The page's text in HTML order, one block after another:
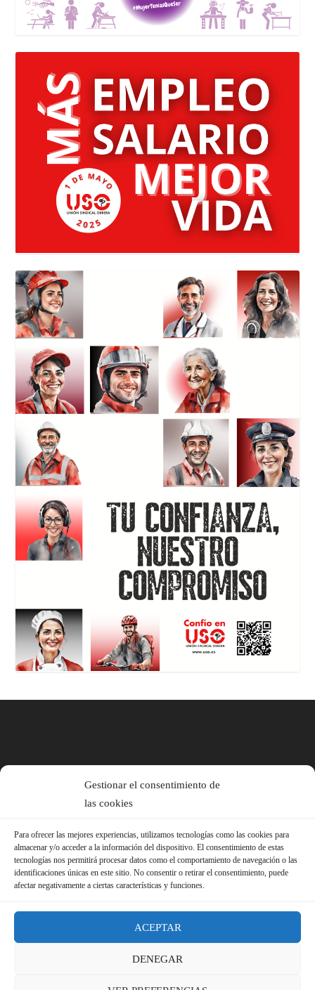
Gestionar el consentimiento de
las cookies
Para ofrecer las mejores experiencias, utilizamos tecnologías como las cookies para
almacenar y/o acceder a la información del dispositivo. El consentimiento de estas
tecnologías nos permitirá procesar datos como el comportamiento de navegación o las
identificaciones únicas en este sitio. No consentir o retirar el consentimiento, puede
afectar negativamente a ciertas características y funciones.
ACEPTAR
DENEGAR